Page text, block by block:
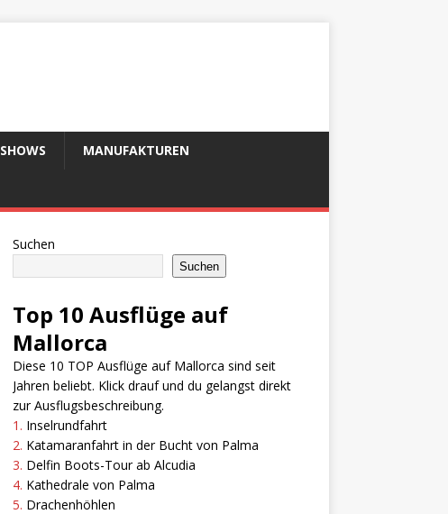
SHOWS MANUFAKTUREN
Suchen
Suchen
Top 10 Ausflüge auf
Mallorca
Diese 10 TOP Ausflüge auf Mallorca sind seit
Jahren beliebt. Klick drauf und du gelangst direkt
zur Ausflugsbeschreibung.
1. Inselrundfahrt
2. Katamaranfahrt in der Bucht von Palma
3. Delfin Boots-Tour ab Alcudia
4. Kathedrale von Palma
5. Drachenhöhlen